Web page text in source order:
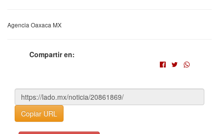
Agencia Oaxaca MX
Compartir en:
Copiar URL